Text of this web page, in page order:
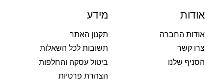
אודות
אודות החברה
צרו קשר
הסניף שלנו
מידע
תקנון האתר
תשובות לכל השאלות
ביטול עסקה והחלפות
הצהרת פרטיות